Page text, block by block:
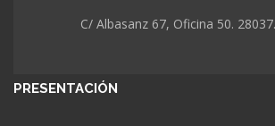
C/ Albasanz 67, Oficina 50.
PRESENTACIÓN